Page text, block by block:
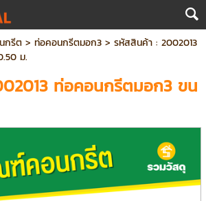
กรีต> ท่อคอนกรีตมอก3> รหัสสินค้า : 2002013
ม.
ท่อคอนกรีตมอก3 ขน